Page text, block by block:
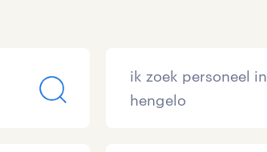
ik zoek personeel in
hengelo